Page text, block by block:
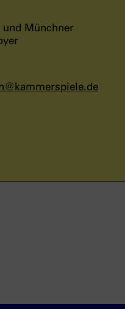
Münchner
@kammerspiele.de